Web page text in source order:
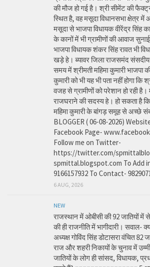
की मौज हो गई है। श्री सीमेंट की
स्थित है, वह मसूदा विधानसभा क्षेत्र
मसूदा से भाजपा विधायक वीरेंद्र सिंह
के कानों में भी ग्रामीणों की आवाज
भाजपा विधायक शंकर सिंह रावत भी
खड़े हे। ब्यावर जिला राजसमंद
समय में श्रीमती महिमा कुमारी भाजपा
कुमारी को भी यह भी पता नहीं होगा कि
वजह से ग्रामीणों को परेशान हो रही है।
राजघराने की सदस्य हे। हो सकता है
महिमा कुमारी के बांगड़ समूह से अच्छे
BLOGGER ( 06-08-2026)
Facebook Page-
Follow me on Twitter-
https://twitter.com/
spmittal.blogspot.com To Add
9166157932 To Contact-
6 AUG, 2026
NEW
राजस्थान में ओबीसी की 92 जातियों में
की ही राजनीति में भागीदारी। सवाल-
अध्यक्ष गोविंद सिंह डोटासरा वंचित 82
राज और शहरी निकायों के चुनाव में
जातियों के लोग ही सांसद, विधायक,